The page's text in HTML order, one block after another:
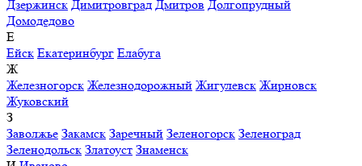
Дзержинск Димитровград Дмитров Долгопрудный
Домодедово
Е
Ейск Екатеринбург Елабуга
Ж
Железногорск Железнодорожный Жигулевск Жирновск
Жуковский
З
Заволжье Закамск Заречный Зеленогорск Зеленоград
Зеленодольск Златоуст Знаменск